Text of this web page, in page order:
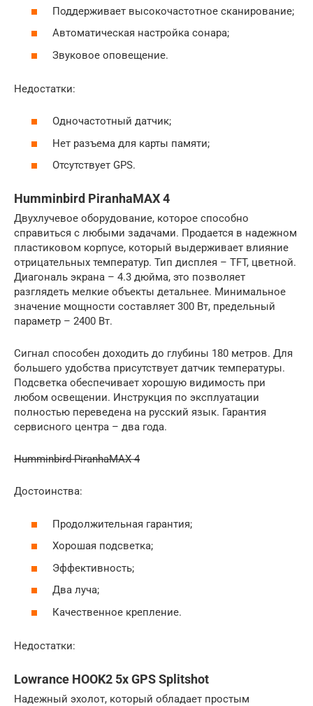
Поддерживает высокочастотное сканирование;
Автоматическая настройка сонара;
Звуковое оповещение.
Недостатки:
Одночастотный датчик;
Нет разъема для карты памяти;
Отсутствует GPS.
Humminbird PiranhaMAX 4
Двухлучевое оборудование, которое способно
справиться с любыми задачами. Продается в надежном
пластиковом корпусе, который выдерживает влияние
отрицательных температур. Тип дисплея – TFT, цветной.
Диагональ экрана – 4.3 дюйма, это позволяет
разглядеть мелкие объекты детальнее. Минимальное
значение мощности составляет 300 Вт, предельный
параметр – 2400 Вт.
Сигнал способен доходить до глубины 180 метров. Для
большего удобства присутствует датчик температуры.
Подсветка обеспечивает хорошую видимость при
любом освещении. Инструкция по эксплуатации
полностью переведена на русский язык. Гарантия
сервисного центра – два года.
Humminbird PiranhaMAX 4
Достоинства:
Продолжительная гарантия;
Хорошая подсветка;
Эффективность;
Два луча;
Качественное крепление.
Недостатки:
Lowrance HOOK2 5x GPS Splitshot
Надежный эхолот, который обладает простым